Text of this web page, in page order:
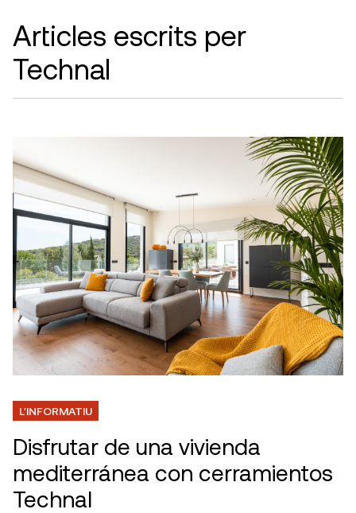
Articles escrits per
Technal
L'INFORMATIU
Disfrutar de una vivienda
mediterránea con cerramientos
Technal